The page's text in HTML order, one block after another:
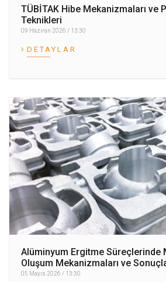
TÜBİTAK Hibe Mekanizmaları ve
Teknikleri
09 Haziran 2026 / 13:30
DETAYLAR
Alüminyum Ergitme Süreçlerinde
Oluşum Mekanizmaları ve
05 Mayıs 2026 / 13:30